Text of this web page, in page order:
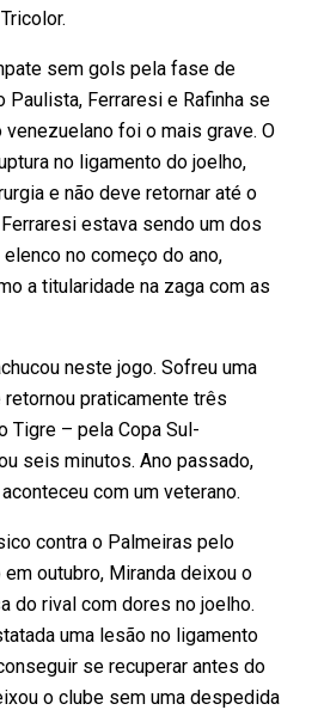
sem gols pela fase de
Paulista, Ferraresi e Rafinha se
venezuelano foi o mais grave. O
no ligamento do joelho,
e não deve retornar até o
estava sendo um dos
no começo do ano,
a titularidade na zaga com as
neste jogo. Sofreu uma
praticamente três
Tigre – pela Copa Sul-
seis minutos. Ano passado,
com um veterano.
contra o Palmeiras pelo
outubro, Miranda deixou o
do rival com dores no joelho.
uma lesão no ligamento
se recuperar antes do
o clube sem uma despedida